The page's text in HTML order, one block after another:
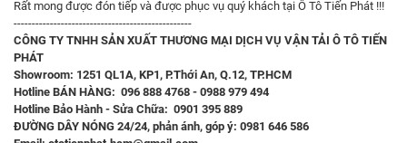
Rất mong được đón tiếp và được phục vụ quý khách tại Ô Tô Tiến Phát !!!
-------------------------------------------------
CÔNG TY TNHH SẢN XUẤT THƯƠNG MẠI DỊCH VỤ VẬN TẢI Ô TÔ TIẾN
PHÁT
Showroom: 1251 QL1A, KP1, P.Thới An, Q.12, TP.HCM
Hotline BÁN HÀNG: 096 888 4768 - 0988 979 494
Hotline Bảo Hành - Sửa Chữa: 0901 395 889
ĐƯỜNG DÂY NÓNG 24/24, phản ánh, góp ý: 0981 646 586